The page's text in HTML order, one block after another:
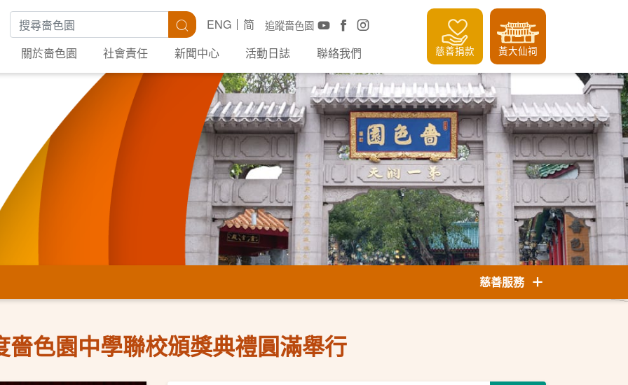
搜尋關鍵字 搜尋 追蹤嗇色園
ENG
简
關於嗇色園
社會責任 新聞中心 活動日誌 聯絡我們 慈善捐款 黃大仙祠
慈善服務
嗇色園中學聯校頒獎典禮圓滿舉行